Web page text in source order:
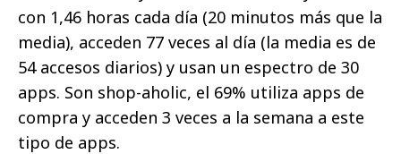
con 1,46 horas cada día (20 minutos más que la
media), acceden 77 veces al día (la media es de
54 accesos diarios) y usan un espectro de 30
apps. Son shop-aholic, el 69% utiliza apps de
compra y acceden 3 veces a la semana a este
tipo de apps.